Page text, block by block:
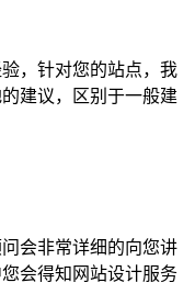
，针对您的站点，我
建议，区别于一般建
会非常详细的向您讲
会得知网站设计服务